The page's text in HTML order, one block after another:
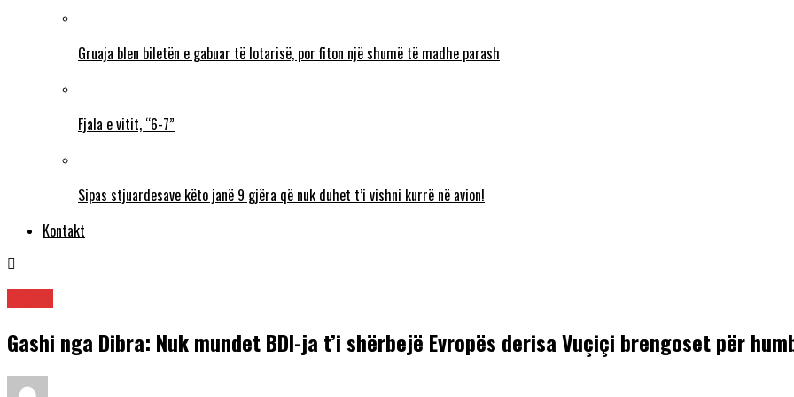
Gruaja blen biletën e gabuar të lotarisë, por fiton një shumë të madhe parash
Fjala e vitit, “6-7”
Sipas stjuardesave këto janë 9 gjëra që nuk duhet t’i vishni kurrë në avion!
Kontakt
Gashi nga Dibra: Nuk mundet BDI-ja t’i shërbejë Evropës derisa Vuçiçi brengoset për